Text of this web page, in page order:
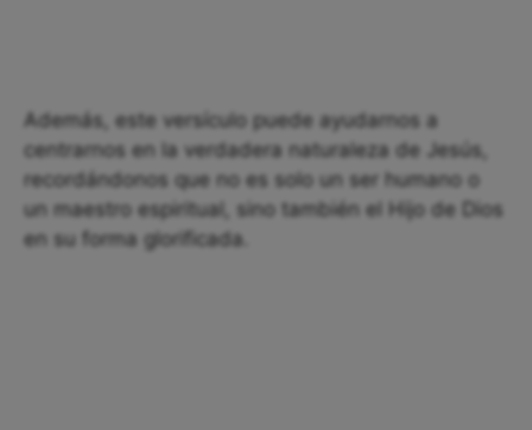
Además, este versículo puede ayudarnos a
centrarnos en la verdadera naturaleza de Jesús,
recordándonos que no es solo un ser humano o
un maestro espiritual, sino también el Hijo de Dios
en su forma glorificada.